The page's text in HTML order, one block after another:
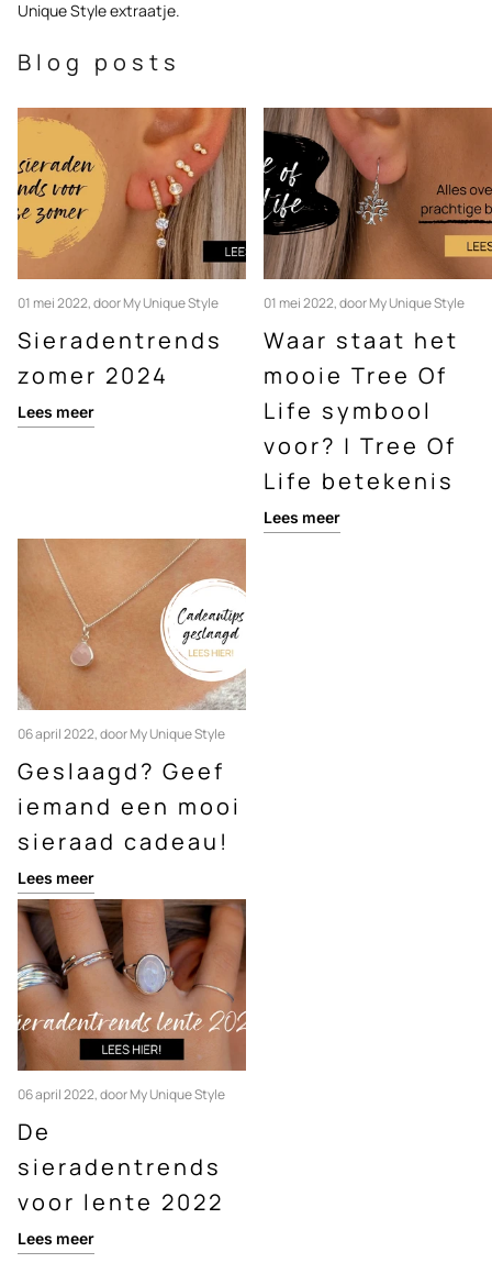
Unique Style extraatje.
Blog posts
01 mei 2022, door My Unique Style
Sieradentrends
zomer 2024
Lees meer
01 mei 2022, door My Unique Style
Waar staat het
mooie Tree Of
Life symbool
voor? | Tree Of
Life betekenis
Lees meer
06 april 2022, door My Unique Style
Geslaagd? Geef
iemand een mooi
sieraad cadeau!
Lees meer
06 april 2022, door My Unique Style
De
sieradentrends
voor lente 2022
Lees meer